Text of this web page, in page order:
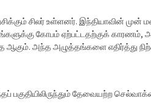
சிலர் உள்ளனர். இந்தியாவின் முன்
கோபம் ஏற்பட்டதற்குக் காரணம்,
ஆகும். அந்த அழுத்தங்களை எதிர்த்து
பகுதியிலிருந்தும் தேவையற்ற